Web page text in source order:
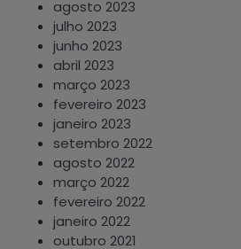
agosto 2023
julho 2023
junho 2023
abril 2023
março 2023
fevereiro 2023
janeiro 2023
setembro 2022
agosto 2022
março 2022
fevereiro 2022
janeiro 2022
outubro 2021